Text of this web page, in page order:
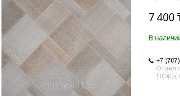
7 400
В
+7
Отдел
18:00 в